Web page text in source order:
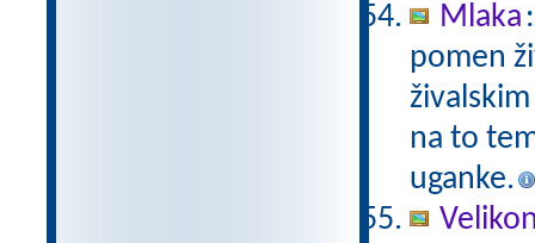
Mlaka
pomen
na to
uganke.